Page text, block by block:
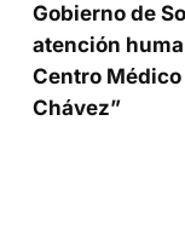
Gobierno de
atención
Centro Médico
Chávez”